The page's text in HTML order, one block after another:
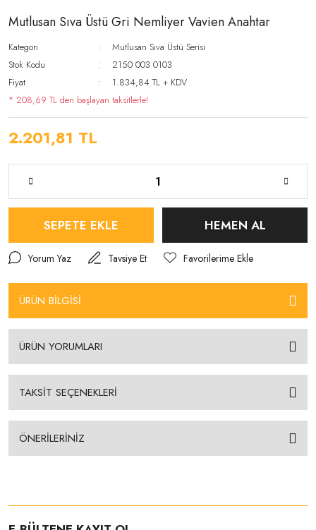
Mutlusan Sıva Üstü Gri Nemliyer Vavien Anahtar
Kategori
Mutlusan Sıva Üstü Serisi
Stok Kodu
2150 003 0103
Fiyat
1.834,84 TL + KDV
* 208,69 TL den başlayan taksitlerle!
2.201,81 TL
SEPETE EKLE HEMEN AL
Yorum Yaz Tavsiye Et
ÜRÜN BİLGİSİ
ÜRÜN YORUMLARI
TAKSİT SEÇENEKLERİ
ÖNERİLERİNİZ